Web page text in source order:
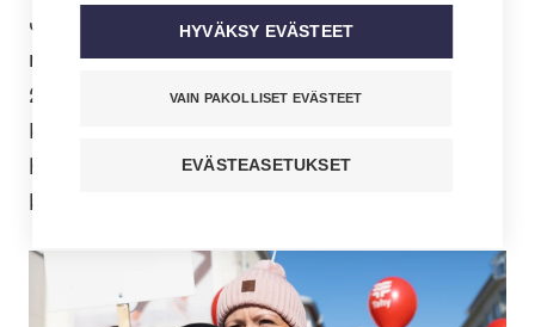
Järjestämme sote-alan pelastamiseksi
mielenosoituksen keskiviikkona
20.9.2023 Helsingin Rautatientorilla.
Kutsumme kaikki alan tulevaisuudesta
huolestuneet tehyläiset ja muut
kansalaiset mukaan!
HYVÄKSY EVÄSTEET
VAIN PAKOLLISET EVÄSTEET
EVÄSTEASETUKSET